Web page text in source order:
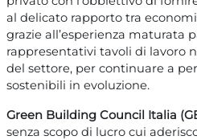
al delicato rapporto tra
grazie all’esperienza maturata
rappresentativi tavoli di lavoro
del settore, per continuare a
sostenibili in evoluzione.
Green Building Council Italia
senza scopo di lucro cui